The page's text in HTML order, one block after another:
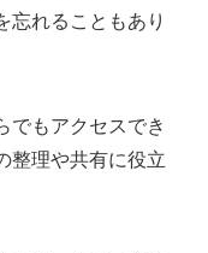
忘れることもあり
でもアクセスでき
整理や共有に役立